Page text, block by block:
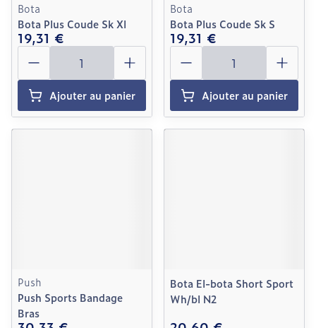
Bota
Bota Plus Coude Sk Xl
19,31 €
Quantité
Ajouter au panier
Bota
Bota Plus Coude Sk S
19,31 €
Quantité
Ajouter au panier
Push
Push Sports Bandage
Bras
Bota El-bota Short Sport
Wh/bl N2